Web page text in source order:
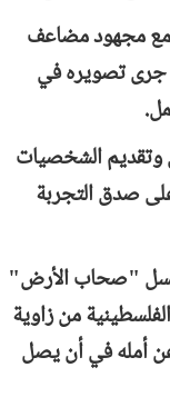
مع مجهود مضاعف
جرى تصويره في
وتقديم الشخصيات
صدق التجربة
"صحاب الأرض"
من زاوية
عن أمله في أن يصل